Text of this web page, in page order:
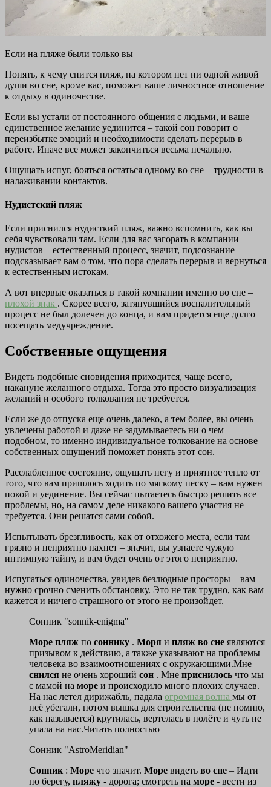
Если на пляже были только вы
Понять, к чему снится пляж, на котором нет ни одной живой
души во сне, кроме вас, поможет ваше личностное отношение
к отдыху в одиночестве.
Если вы устали от постоянного общения с людьми, и ваше
единственное желание уединится – такой сон говорит о
переизбытке эмоций и необходимости сделать перерыв в
работе. Иначе все может закончиться весьма печально.
Ощущать испуг, бояться остаться одному во сне – трудности в
налаживании контактов.
Нудистский пляж
Если приснился нудисткий пляж, важно вспомнить, как вы
себя чувствовали там. Если для вас загорать в компании
нудистов – естественный процесс, значит, подсознание
подсказывает вам о том, что пора сделать перерыв и вернуться
к естественным истокам.
А вот впервые оказаться в такой компании именно во сне –
плохой знак . Скорее всего, затянувшийся воспалительный
процесс не был долечен до конца, и вам придется еще долго
посещать медучреждение.
Собственные ощущения
Видеть подобные сновидения приходится, чаще всего,
накануне желанного отдыха. Тогда это просто визуализация
желаний и особого толкования не требуется.
Если же до отпуска еще очень далеко, а тем более, вы очень
увлечены работой и даже не задумываетесь ни о чем
подобном, то именно индивидуальное толкование на основе
собственных ощущений поможет понять этот сон.
Расслабленное состояние, ощущать негу и приятное тепло от
того, что вам пришлось ходить по мягкому песку – вам нужен
покой и уединение. Вы сейчас пытаетесь быстро решить все
проблемы, но, на самом деле никакого вашего участия не
требуется. Они решатся сами собой.
Испытывать брезгливость, как от отхожего места, если там
грязно и неприятно пахнет – значит, вы узнаете чужую
интимную тайну, и вам будет очень от этого неприятно.
Испугаться одиночества, увидев безлюдные просторы – вам
нужно срочно сменить обстановку. Это не так трудно, как вам
кажется и ничего страшного от этого не произойдет.
Сонник "sonnik-enigma"
Море пляж по соннику . Моря и пляж во сне являются
призывом к действию, а также указывают на проблемы
человека во взаимоотношениях с окружающими.Мне
снился не очень хороший сон . Мне приснилось что мы
с мамой на море и происходило много плохих случаев.
На нас летел дирижабль, падала огромная волна мы от
неё убегали, потом вышка для строительства (не помню,
как называется) крутилась, вертелась в полёте и чуть не
упала на нас.Читать полностью
Сонник "AstroMeridian"
Сонник : Море что значит. Море видеть во сне – Идти
по берегу, пляжу - дорога; смотреть на море - вести из